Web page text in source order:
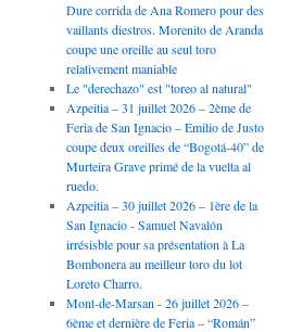
Dure corrida de Ana Romero pour des
vaillants diestros. Morenito de Aranda
coupe une oreille au seul toro
relativement maniable
Le "derechazo" est "toreo al natural"
Azpeitia – 31 juillet 2026 – 2ème de
Feria de San Ignacio – Emilio de Justo
coupe deux oreilles de “Bogotá-40” de
Murteira Grave primé de la vuelta al
ruedo.
Azpeitia – 30 juillet 2026 – 1ère de la
San Ignacio - Samuel Navalón
irrésisble pour sa présentation à La
Bombonera au meilleur toro du lot
Loreto Charro.
Mont-de-Marsan - 26 juillet 2026 –
6ème et dernière de Feria – “Román”